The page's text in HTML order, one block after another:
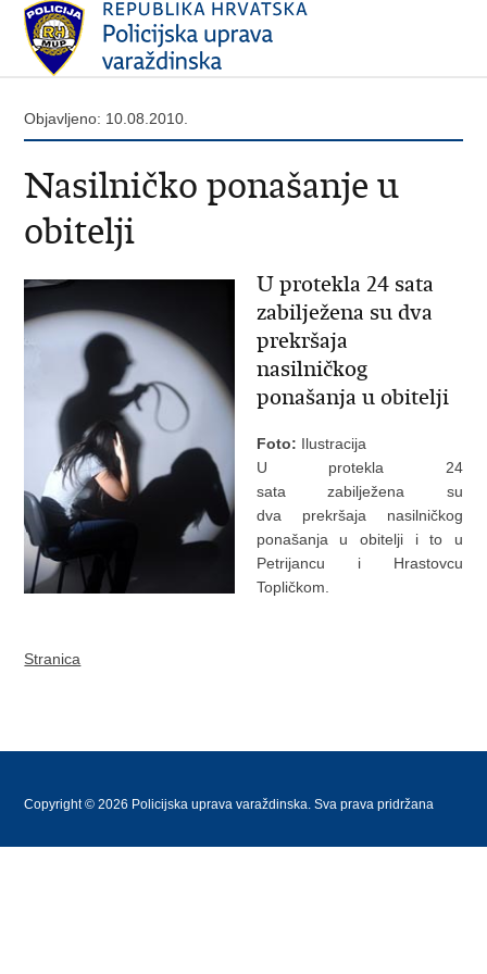
Objavljeno: 10.08.2010.
Nasilničko ponašanje u
obitelji
U protekla 24 sata
zabilježena su dva
prekršaja
nasilničkog
ponašanja u obitelji
Foto: Ilustracija
U protekla 24
sata zabilježena su
dva prekršaja nasilničkog
ponašanja u obitelji i to u
Petrijancu i Hrastovcu
Topličkom.
Stranica
Copyright © 2026 Policijska uprava varaždinska. Sva prava pridržana